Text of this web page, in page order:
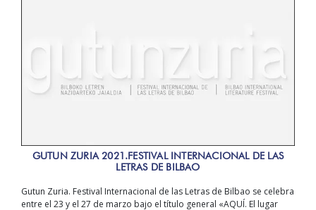
GUTUN ZURIA 2021.FESTIVAL INTERNACIONAL DE LAS
LETRAS DE BILBAO
Gutun Zuria. Festival Internacional de las Letras de Bilbao se celebra
entre el 23 y el 27 de marzo bajo el título general «AQUÍ. El lugar